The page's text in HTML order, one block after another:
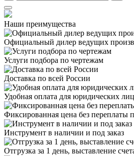
Наши преимущества
Официальный дилер ведущих
Услуги подбора по чертежам
Доставка по всей России
Удобная оплата для юридических лиц
Фиксированная цена без переплаты
Инструмент в наличии и под заказ
Отгрузка за 1 день, выставление